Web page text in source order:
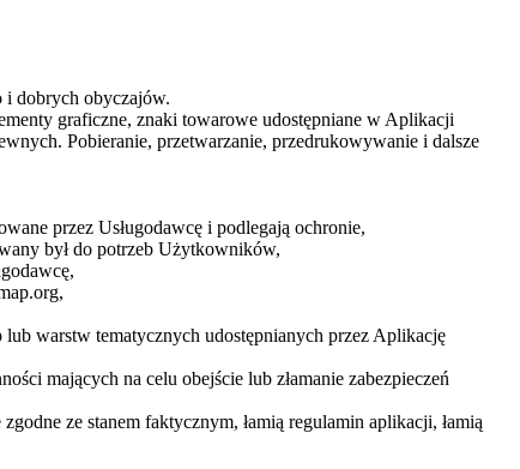
i dobrych obyczajów.
graficzne, znaki towarowe udostępniane w Aplikacji
Pobieranie, przetwarzanie, przedrukowywanie i dalsze
przez Usługodawcę i podlegają ochronie,
był do potrzeb Użytkowników,
warstw tematycznych udostępnianych przez Aplikację
mających na celu obejście lub złamanie zabezpieczeń
ze stanem faktycznym, łamią regulamin aplikacji, łamią